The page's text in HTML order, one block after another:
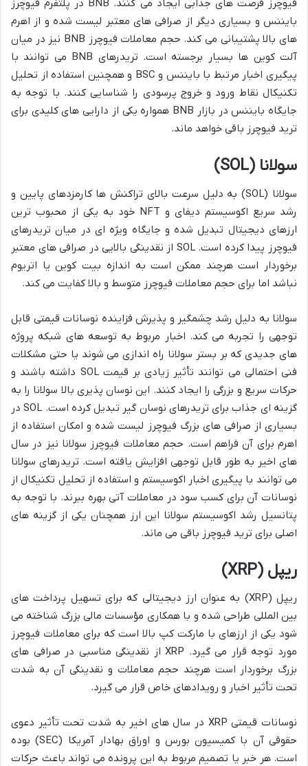
فیوچرز فرصت های جذابی ایجاد می کنند. BNB در پلتفرم فیوچرز
بایننس و بسیاری دیگر از صرافی های معتبر لیست شده و از اهرم
های بالا پشتیبانی می کند. حجم معاملات فیوچرز BNB نیز در میان
آلت کوین ها بسیار برجسته است. تریدرهای BNB می توانند با
پیگیری اخبار مرتبط با بایننس و BSC و همچنین استفاده از تحلیل
تکنیکال نقاط ورود و خروج پرسودی را شناسایی کنند. با توجه به
جایگاه بایننس در بازار BNB همواره یکی از دارایی های کلیدی برای
ترید فیوچرز باقی خواهد ماند.
سولانا (SOL)
سولانا (SOL) به دلیل سرعت بالای تراکنش ها کارمزدهای پایین و
رشد سریع اکوسیستم دیفای و NFT خود به یکی از محبوب ترین
ارزهای دیجیتال تبدیل شده و جایگاه ویژه ای در میان تریدرهای
فیوچرز پیدا کرده است. SOL از نقدینگی بالایی در صرافی های معتبر
برخوردار است هرچند ممکن است به اندازه بیت کوین یا اتریوم
نباشد اما برای حجم معاملات فیوچرز متوسط و بالا کفایت می کند.
سولانا به دلیل رشد چشمگیر و پذیرش فزاینده نوسانات قیمتی قابل
توجهی را تجربه می کند. اخبار مربوط به توسعه های شبکه پروژه
های جدیدی که بر بستر سولانا راه اندازی می شوند یا حتی مشکلات
فنی احتمالی می توانند تأثیر زیادی بر قیمت SOL داشته باشند و
حرکات سریع و بزرگی را ایجاد کنند. این نوسان پذیری بالا سولانا را به
گزینه ای جذاب برای تریدرهای نوسان گیر تبدیل کرده است. SOL در
بسیاری از صرافی های بزرگ فیوچرز لیست شده و امکان استفاده از
اهرم برای آن فراهم است. حجم معاملات فیوچرز سولانا نیز در سال
های اخیر به طور قابل توجهی افزایش یافته است. تریدرهای سولانا
می توانند با پیگیری اخبار اکوسیستم و استفاده از تحلیل تکنیکال از
نوسانات آن برای کسب سود در معاملات آتی بهره ببرند. با توجه به
پتانسیل رشد اکوسیستم سولانا این ارز همچنان یکی از گزینه های
اصلی برای ترید فیوچرز باقی می ماند.
ریپل (XRP)
ریپل (XRP) به عنوان ارز دیجیتالی که برای تسهیل پرداخت های
بین المللی طراحی شده و با همکاری مؤسسات مالی بزرگ شناخته می
شود یکی از ارزهای با مارکت کپ بالا است که برای معاملات فیوچرز
مورد توجه قرار می گیرد. XRP از نقدینگی مناسبی در صرافی های
بزرگ برخوردار است هرچند حجم معاملات و نقدینگی آن به شدت
تحت تأثیر اخبار و رویدادهای خاص قرار می گیرد.
نوسانات قیمتی XRP در سال های اخیر به شدت تحت تأثیر دعوی
حقوقی آن با کمیسیون بورس و اوراق بهادار آمریکا (SEC) بوده
است. هر خبر یا تصمیم مربوط به این پرونده می تواند باعث حرکات